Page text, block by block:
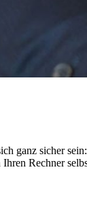
ganz sicher
Rechner